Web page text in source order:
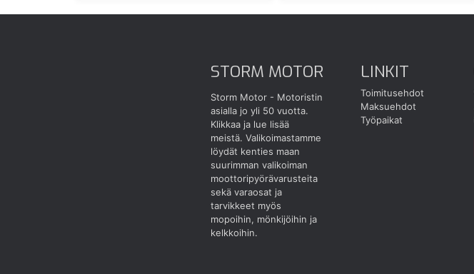
STORM MOTOR
Storm Motor - Motoristin
asialla jo yli 50 vuotta.
Klikkaa ja lue lisää
meistä. Valikoimastamme
löydät kenties maan
suurimman valikoiman
moottoripyörävarusteita
sekä varaosat ja
tarvikkeet myös
mopoihin, mönkijöihin ja
kelkkoihin.
LINKIT
Toimitusehdot
Maksuehdot
Työpaikat